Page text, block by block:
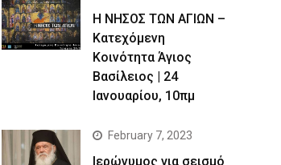
Η ΝΗΣΟΣ ΤΩΝ ΑΓΙΩΝ –
Κατεχόμενη
Κοινότητα Άγιος
Βασίλειος | 24
Ιανουαρίου, 10πμ
February 7, 2023
Ιερώνυμος για σεισμό